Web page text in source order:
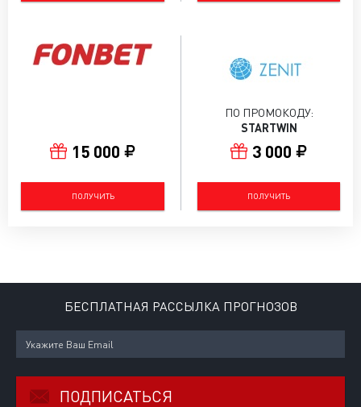
15 000
ПОЛУЧИТЬ
ПО ПРОМОКОДУ:
STARTWIN
3 000
ПОЛУЧИТЬ
БЕСПЛАТНАЯ РАССЫЛКА ПРОГНОЗОВ
ПОДПИСАТЬСЯ